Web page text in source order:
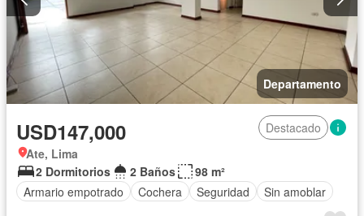
Departamento
USD147,000
Destacado
Ate, Lima
2 Dormitorios
2 Baños
98 m²
Armario empotrado
Cochera Seguridad Sin amoblar